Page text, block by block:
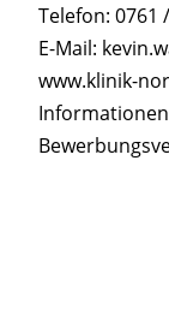
Telefon: 0761
E-Mail:
www.klinik-